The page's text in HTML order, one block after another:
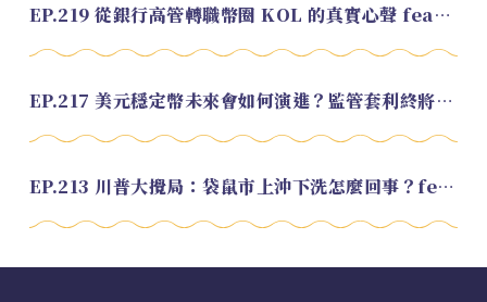
EP.219 從銀行高管轉職幣圈 KOL 的真實心聲 feat.龜大
EP.217 美元穩定幣未來會如何演進？監管套利終將收斂？feat. 研究員 余哲安
EP.213 川普大攪局：袋鼠市上沖下洗怎麼回事？feat. Alvin